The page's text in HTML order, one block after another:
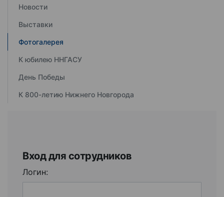
Новости
Выставки
Фотогалерея
К юбилею ННГАСУ
День Победы
К 800-летию Нижнего Новгорода
Вход для сотрудников
Логин: